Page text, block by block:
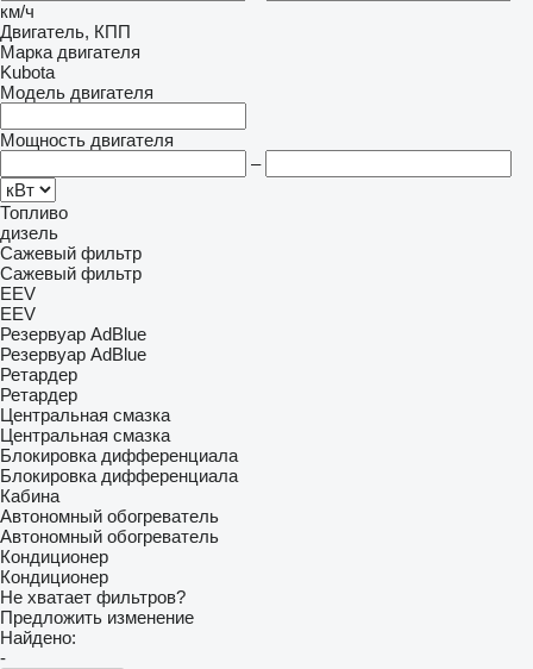
км/ч
Двигатель, КПП
Марка двигателя
Kubota
Модель двигателя
Мощность двигателя
–
Топливо
дизель
Сажевый фильтр
Сажевый фильтр
EEV
EEV
Резервуар AdBlue
Резервуар AdBlue
Ретардер
Ретардер
Центральная смазка
Центральная смазка
Блокировка дифференциала
Блокировка дифференциала
Кабина
Автономный обогреватель
Автономный обогреватель
Кондиционер
Кондиционер
Не хватает фильтров?
Предложить изменение
Найдено:
-